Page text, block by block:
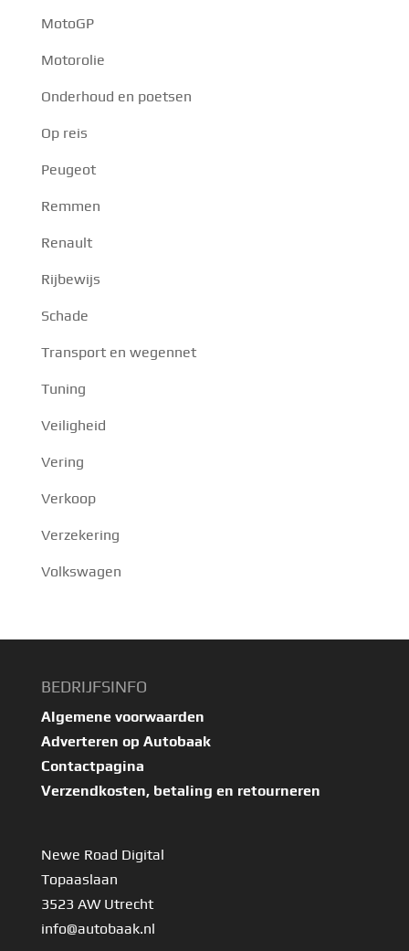
MotoGP
Motorolie
Onderhoud en poetsen
Op reis
Peugeot
Remmen
Renault
Rijbewijs
Schade
Transport en wegennet
Tuning
Veiligheid
Vering
Verkoop
Verzekering
Volkswagen
BEDRIJFSINFO
Algemene voorwaarden
Adverteren op Autobaak
Contactpagina
Verzendkosten, betaling en retourneren
Newe Road Digital
Topaaslaan
3523 AW Utrecht
info@autobaak.nl